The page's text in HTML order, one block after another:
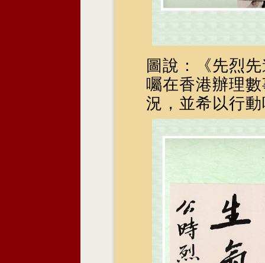
圖說：《先烈
囑在香港辦理
況，並希以行